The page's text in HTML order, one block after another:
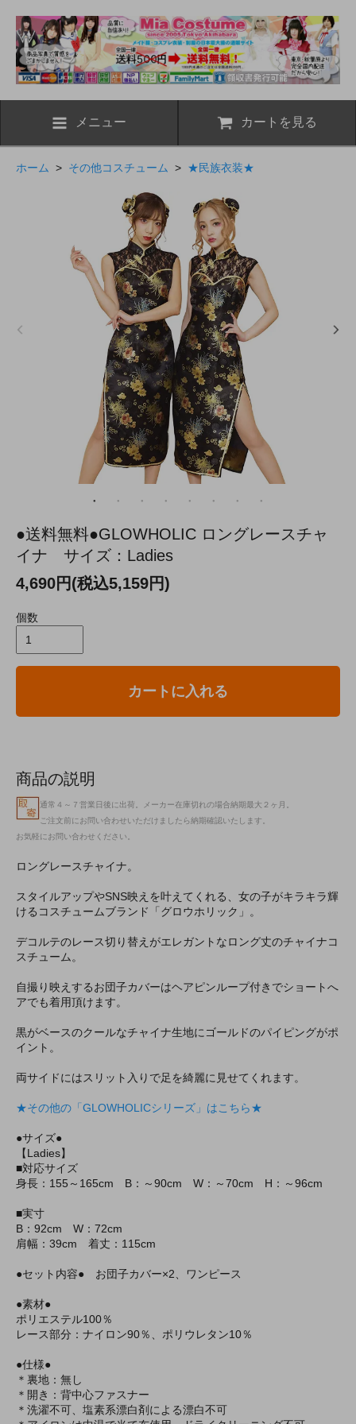
メニュー カートを見る
ホーム > その他コスチューム > ★民族衣装★
●送料無料●GLOWHOLIC ロングレースチャ
イナ サイズ：Ladies
4,690円(税込5,159円)
個数
カートに入れる
商品の説明
通常４～７営業日後に出荷。メーカー在庫切れの場合納期最大２ヶ月。
ご注文前にお問い合わせいただけましたら納期確認いたします。
お気軽にお問い合わせください。
ロングレースチャイナ。
スタイルアップやSNS映えを叶えてくれる、女の子がキラキラ輝
けるコスチュームブランド「グロウホリック」。
デコルテのレース切り替えがエレガントなロング丈のチャイナコ
スチューム。
自撮り映えするお団子カバーはヘアピンループ付きでショートへ
アでも着用頂けます。
黒がベースのクールなチャイナ生地にゴールドのパイピングがポ
イント。
両サイドにはスリット入りで足を綺麗に見せてくれます。
★その他の「GLOWHOLICシリーズ」はこちら★
●サイズ●
【Ladies】
■対応サイズ
身長：155～165cm B：～90cm W：～70cm H：～96cm
■実寸
B：92cm W：72cm
肩幅：39cm 着丈：115cm
●セット内容● お団子カバー×2、ワンピース
●素材●
ポリエステル100％
レース部分：ナイロン90％、ポリウレタン10％
●仕様●
＊裏地：無し
＊開き：背中心ファスナー
＊洗濯不可、塩素系漂白剤による漂白不可